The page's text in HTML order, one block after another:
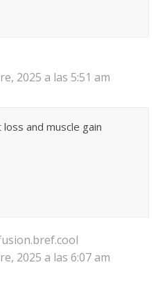
2025 a las 5:51 am
and muscle gain
2025 a las 6:07 am